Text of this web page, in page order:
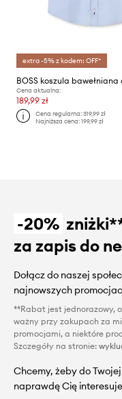
extra -5% z kodem: OFF*
BOSS koszula
Cena aktualna:
189,99 zł
Cena regularna:319,99 zł
Najniższa cena:199,99 zł
-20%
za zapis do
Dołącz do naszej
najnowszych
**Rabat jest jednorazowy,
ważny przy zakupach za
promocjami, a niektóre
Szczegóły na stronie:
Chcemy, żeby do
naprawdę Cię